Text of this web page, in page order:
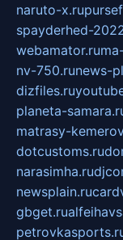
naruto-x.ru
spayderhed-
webamator.ru
nv-750.runews-
dizfiles.ru
planeta-
matrasy-
dotcustoms.ru
narasimha.ru
newsplain.ru
gbget.ru